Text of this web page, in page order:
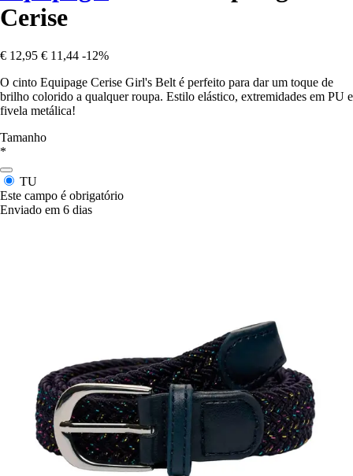
Cerise
€ 12,95 € 11,44 -12%
O cinto Equipage Cerise Girl's Belt é perfeito para dar um toque de
brilho colorido a qualquer roupa. Estilo elástico, extremidades em PU e
fivela metálica!
Tamanho
*
TU
Este campo é obrigatório
Enviado em 6 dias